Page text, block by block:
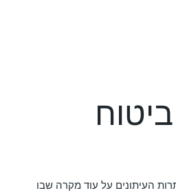
העיתונים על עוד מקרה שבו